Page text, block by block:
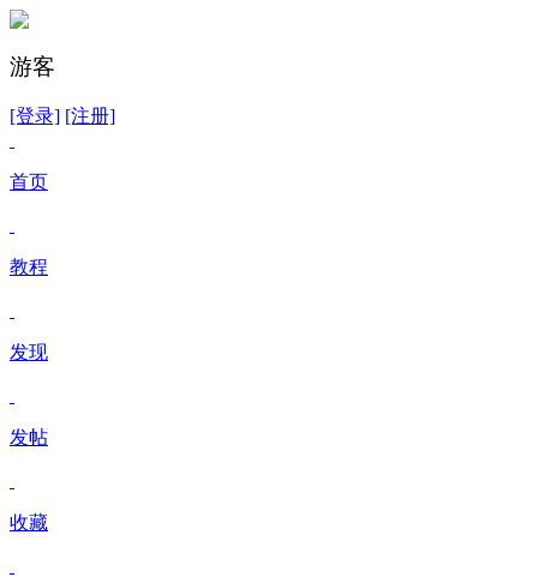
游客
[登录] [注册]
首页
教程
发现
发帖
收藏